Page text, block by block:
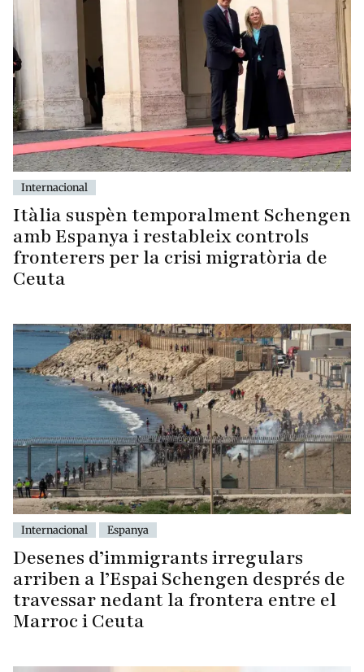
Internacional
Itàlia suspèn temporalment Schengen
amb Espanya i restableix controls
fronterers per la crisi migratòria de
Ceuta
Internacional Espanya
Desenes d’immigrants irregulars
arriben a l’Espai Schengen després de
travessar nedant la frontera entre el
Marroc i Ceuta